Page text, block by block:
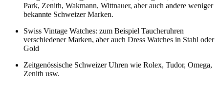
Park, Zenith, Wakmann, Wittnauer, aber auch andere weniger
bekannte Schweizer Marken.
Swiss Vintage Watches: zum Beispiel Taucheruhren
verschiedener Marken, aber auch Dress Watches in Stahl oder
Gold
Zeitgenössische Schweizer Uhren wie Rolex, Tudor, Omega,
Zenith usw.